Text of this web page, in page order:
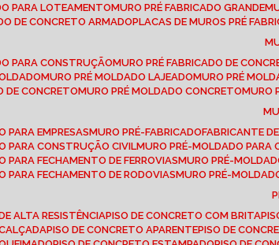
PARA LOTEAMENTO
MURO PRÉ FABRICADO GRANDE
DE CONCRETO ARMADO PLACAS DE MUROS PRÉ
PARA CONSTRUÇÃO
MURO PRÉ FABRICADO DE
MURO PRÉ MOLDADO LAJEADO MURO PRÉ
DE CONCRETO
MURO PRÉ MOLDADO CONCRETO
PARA EMPRESAS
MURO PRÉ-FABRICADO FABRICANTE
PARA CONSTRUÇÃO CIVIL
MURO PRÉ-MOLDADO PARA
PARA FECHAMENTO DE FERROVIAS
MURO PRÉ-
PARA FECHAMENTO DE RODOVIAS
MURO PRÉ-
ALTA RESISTÊNCIA PISO DE CONCRETO COM BRITA
PISO DE CONCRETO APARENTE PISO DE